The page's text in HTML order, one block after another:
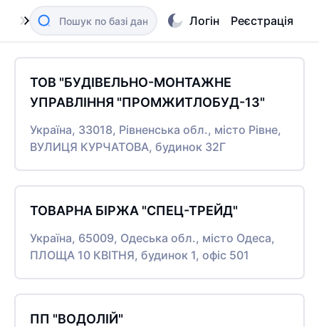
Логін Реєстрація
ТОВ "БУДІВЕЛЬНО-МОНТАЖНЕ
УПРАВЛІННЯ "ПРОМЖИТЛОБУД-13"
Україна, 33018, Рівненська обл., місто Рівне,
ВУЛИЦЯ КУРЧАТОВА, будинок 32Г
ТОВАРНА БІРЖА "СПЕЦ-ТРЕЙД"
Україна, 65009, Одеська обл., місто Одеса,
ПЛОЩА 10 КВІТНЯ, будинок 1, офіс 501
ПП "ВОДОЛІЙ"